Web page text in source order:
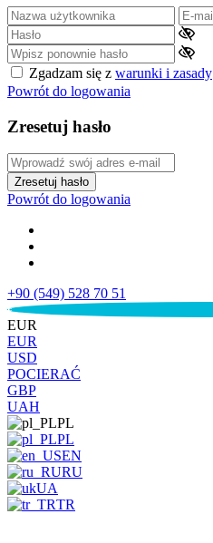
Zgadzam się z warunki i zasady
Powrót do logowania
Zresetuj hasło
Zresetuj hasło
Powrót do logowania
+90 (549) 528 70 51
€
EUR
EUR
USD
POCIERAĆ
GBP
UAH
PL
PL
EN
RU
UA
TR